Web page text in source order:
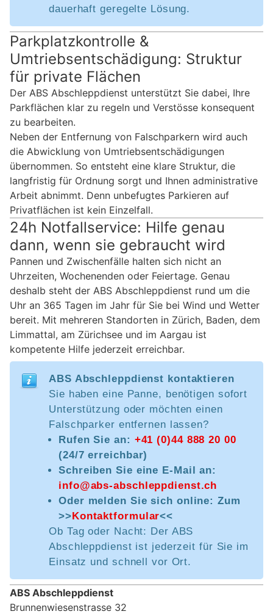
dauerhaft geregelte Lösung.
Parkplatzkontrolle &
Umtriebsentschädigung: Struktur
für private Flächen
Der ABS Abschleppdienst unterstützt Sie dabei, Ihre
Parkflächen klar zu regeln und Verstösse konsequent
zu bearbeiten.
Neben der Entfernung von Falschparkern wird auch
die Abwicklung von Umtriebsentschädigungen
übernommen. So entsteht eine klare Struktur, die
langfristig für Ordnung sorgt und Ihnen administrative
Arbeit abnimmt. Denn unbefugtes Parkieren auf
Privatflächen ist kein Einzelfall.
24h Notfallservice: Hilfe genau
dann, wenn sie gebraucht wird
Pannen und Zwischenfälle halten sich nicht an
Uhrzeiten, Wochenenden oder Feiertage. Genau
deshalb steht der ABS Abschleppdienst rund um die
Uhr an 365 Tagen im Jahr für Sie bei Wind und Wetter
bereit. Mit mehreren Standorten in Zürich, Baden, dem
Limmattal, am Zürichsee und im Aargau ist
kompetente Hilfe jederzeit erreichbar.
ABS Abschleppdienst kontaktieren
Sie haben eine Panne, benötigen sofort
Unterstützung oder möchten einen
Falschparker entfernen lassen?
Rufen Sie an: +41 (0)44 888 20 00
(24/7 erreichbar)
Schreiben Sie eine E-Mail an:
info@abs-abschleppdienst.ch
Oder melden Sie sich online: Zum
>>Kontaktformular<<
Ob Tag oder Nacht: Der ABS
Abschleppdienst ist jederzeit für Sie im
Einsatz und schnell vor Ort.
ABS Abschleppdienst
Brunnenwiesenstrasse 32